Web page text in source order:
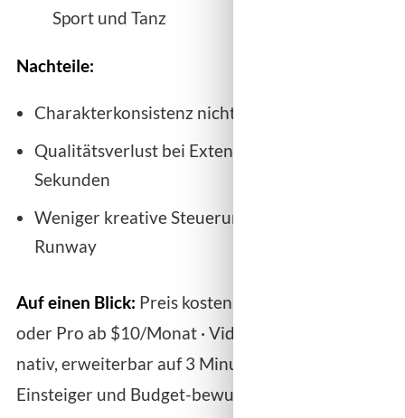
Sport und Tanz
Nachteile:
Charakterkonsistenz nicht auf Runway-Niveau
Qualitätsverlust bei Extensions über 30
Sekunden
Weniger kreative Steuerungsmöglichkeiten als
Runway
Auf einen Blick: Preis kostenlos (66 Credits/Tag)
oder Pro ab $10/Monat · Videolänge 15 Sekunden
nativ, erweiterbar auf 3 Minuten · Ideal für
Einsteiger und Budget-bewusste Creator · 60+